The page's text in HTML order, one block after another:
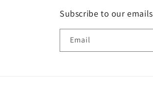
Subscribe to our emails
Email